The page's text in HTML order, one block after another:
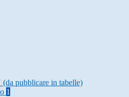
pubblicare in tabelle)
1